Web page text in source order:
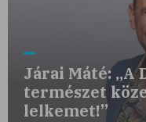
Járai Máté: „A
természet
lelkemet!”